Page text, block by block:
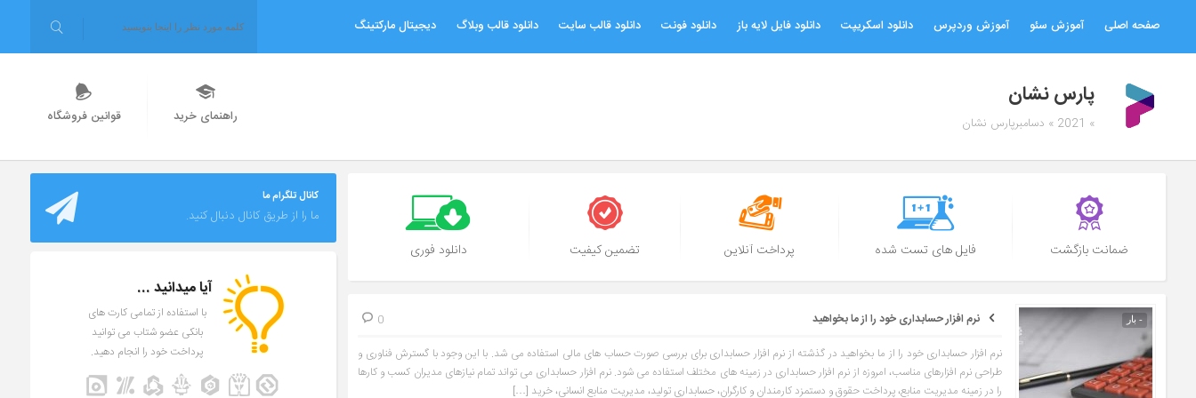
صفحه اصلی آموزش سئو آموزش وردپرس دانلود اسکریپت دانلود فایل لایه باز دانلود فونت دانلود قالب سایت دانلود قالب وبلاگ دیجیتال مارکتینگ
پارس نشان
» 2021 » دسامبرپارس نشان راهنمای خرید قوانین فروشگاه
ضمانت بازگشت فایل های تست شده پرداخت آنلاین تضمین کیفیت دانلود فوری
- بار نرم افزار حسابداری خود را از ما بخواهید
0
نرم افزار حسابداری خود را از ما بخواهید در گذشته از نرم ‌افزار حسابداری برای بررسی صورت حساب های مالی استفاده می شد. با این وجود با گسترش فناوری و
طراحی نرم افزارهای مناسب، امروزه از نرم افزار حسابداری در زمینه های مختلف استفاده می شود. نرم افزار حسابداری می تواند تمام نیازهای مدیران کسب و کارها
را در زمینه مدیریت منابع، پرداخت حقوق و دستمزد کارمندان و کارگران، حسابداری تولید، مدیریت منابع انسانی، خرید […]
کانال تلگرام ما
ما را از طریق کانال دنبال کنید.
آیا میدانید ...
با استفاده از تمامی کارت های
بانکی عضو شتاب می توانید
پرداخت خود را انجام دهید.